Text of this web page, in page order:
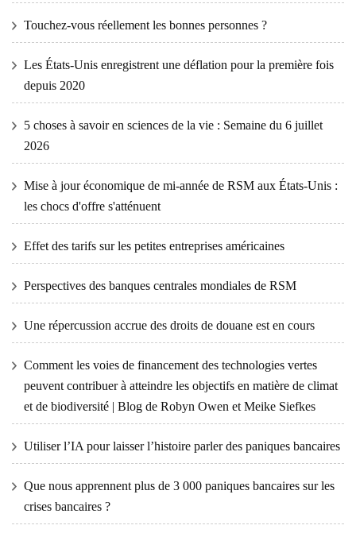
Touchez-vous réellement les bonnes personnes ?
Les États-Unis enregistrent une déflation pour la première fois
depuis 2020
5 choses à savoir en sciences de la vie : Semaine du 6 juillet
2026
Mise à jour économique de mi-année de RSM aux États-Unis :
les chocs d'offre s'atténuent
Effet des tarifs sur les petites entreprises américaines
Perspectives des banques centrales mondiales de RSM
Une répercussion accrue des droits de douane est en cours
Comment les voies de financement des technologies vertes
peuvent contribuer à atteindre les objectifs en matière de climat
et de biodiversité | Blog de Robyn Owen et Meike Siefkes
Utiliser l’IA pour laisser l’histoire parler des paniques bancaires
Que nous apprennent plus de 3 000 paniques bancaires sur les
crises bancaires ?